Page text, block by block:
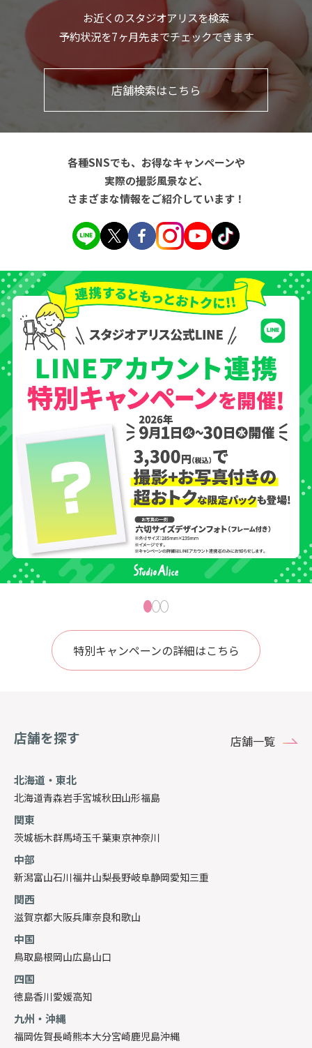
お近くのスタジオアリスを検索
予約状況を7ヶ月先までチェックできます
店舗検索はこちら
各種SNSでも、お得なキャンペーンや
実際の撮影風景など、
さまざまな情報をご紹介しています！
特別キャンペーンの詳細はこちら
店舗を探す 店舗一覧
北海道・東北
北海道青森岩手宮城秋田山形福島
関東
茨城栃木群馬埼玉千葉東京神奈川
中部
新潟富山石川福井山梨長野岐阜静岡愛知三重
関西
滋賀京都大阪兵庫奈良和歌山
中国
鳥取島根岡山広島山口
四国
徳島香川愛媛高知
九州・沖縄
福岡佐賀長崎熊本大分宮崎鹿児島沖縄